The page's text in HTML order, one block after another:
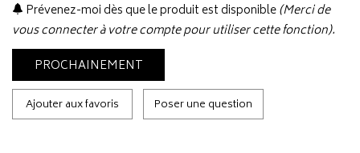
Prévenez-moi dès que le produit est disponible(Merci de
vous connecter à votre compte pour utiliser cette fonction).
PROCHAINEMENT
Ajouter aux favoris Poser une question